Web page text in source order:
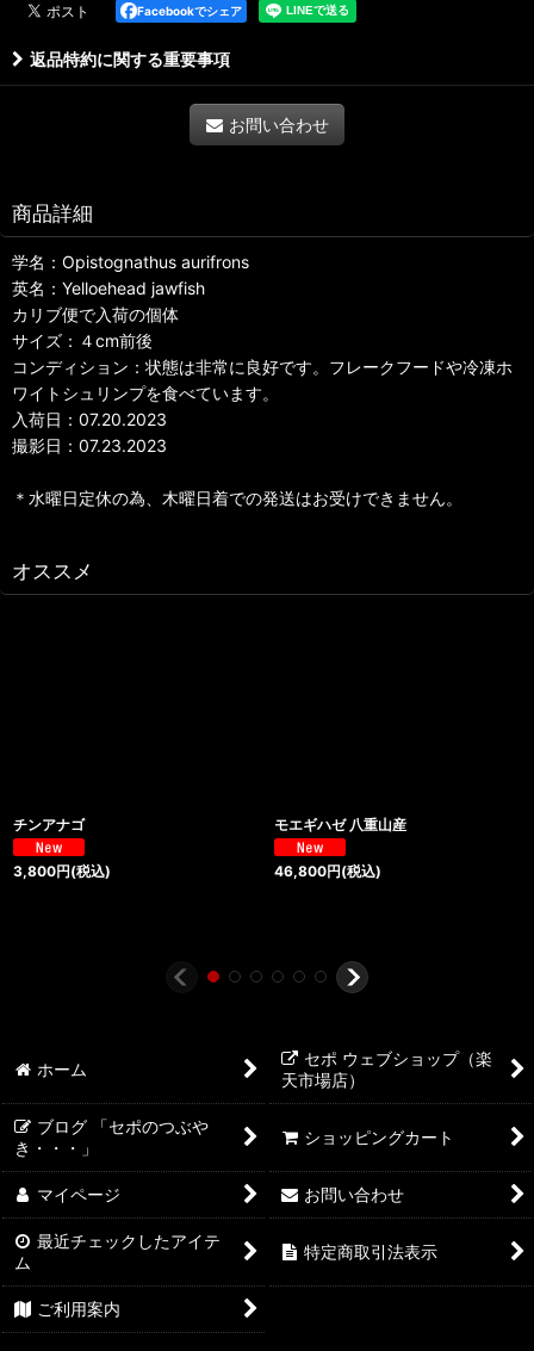
Facebookでシェア
返品特約に関する重要事項
お問い合わせ
商品詳細
学名：Opistognathus aurifrons
英名：Yelloehead jawfish
カリブ便で入荷の個体
サイズ：４cm前後
コンディション：状態は非常に良好です。フレークフードや冷凍ホ
ワイトシュリンプを食べています。
入荷日：07.20.2023
撮影日：07.23.2023
＊水曜日定休の為、木曜日着での発送はお受けできません。
オススメ
チンアナゴ
3,800円(税込)
モエギハゼ 八重山産
46,800円(税込)
ホーム
セポ ウェブショップ（楽
天市場店）
ブログ 「セポのつぶや
き・・・」
ショッピングカート
マイページ お問い合わせ
最近チェックしたアイテ
ム
特定商取引法表示
ご利用案内